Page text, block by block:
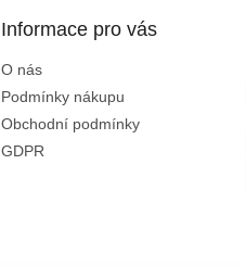
Informace pro vás
O nás
Podmínky nákupu
Obchodní podmínky
GDPR